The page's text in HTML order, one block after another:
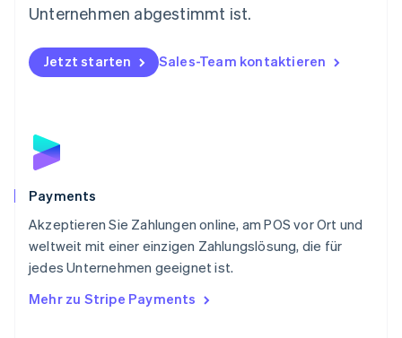
Unternehmen abgestimmt ist.
Jetzt starten Sales-Team kontaktieren
Payments
Akzeptieren Sie Zahlungen online, am POS vor Ort und
weltweit mit einer einzigen Zahlungslösung, die für
jedes Unternehmen geeignet ist.
Mehr zu Stripe Payments
Österreich
Polen
English
Portugal
Schweden
Schweiz
Singapur
English简体中文
Slowakei
Slowenien